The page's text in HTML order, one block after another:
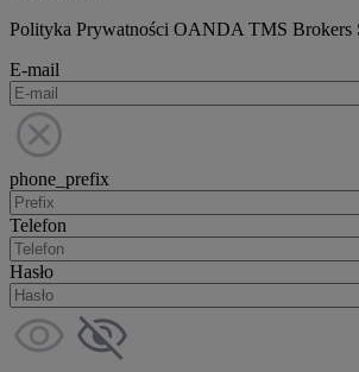
Polityka Prywatności OANDA TMS Brokers
E-mail
phone_prefix
Telefon
Hasło